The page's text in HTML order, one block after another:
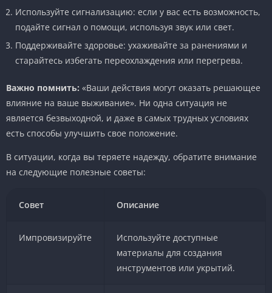
Используйте сигнализацию: если у вас есть возможность,
подайте сигнал о помощи, используя звук или свет.
Поддерживайте здоровье: ухаживайте за ранениями и
старайтесь избегать переохлаждения или перегрева.
Важно помнить: «Ваши действия могут оказать решающее
влияние на ваше выживание». Ни одна ситуация не
является безвыходной, и даже в самых трудных условиях
есть способы улучшить свое положение.
В ситуации, когда вы теряете надежду, обратите внимание
на следующие полезные советы:
Совет Описание
Импровизируйте
Используйте доступные
материалы для создания
инструментов или укрытий.